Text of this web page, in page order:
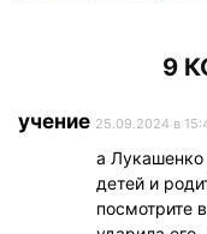
9
учение 25.09.2024 в
а Лукашенко
детей и
посмотрите